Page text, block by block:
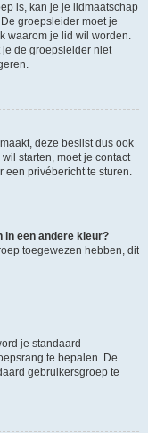
is, kan je je lidmaatschap
groepsleider moet je
waarom je lid wil worden.
je de groepsleider niet
deze beslist dus ook
starten, moet je contact
een privébericht te sturen.
een andere kleur?
toegewezen hebben, dit
je standaard
te bepalen. De
gebruikersgroep te